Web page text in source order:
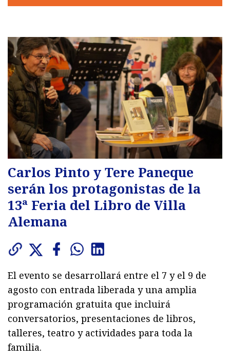
Carlos Pinto y Tere Paneque
serán los protagonistas de la
13ª Feria del Libro de Villa
Alemana
El evento se desarrollará entre el 7 y el 9 de
agosto con entrada liberada y una amplia
programación gratuita que incluirá
conversatorios, presentaciones de libros,
talleres, teatro y actividades para toda la
familia.